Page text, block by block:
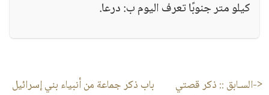
كيلو متر جنوبًا تعرف اليوم ب: درعا.
<-السـابق :: ذكر قصتي
باب ذكر جماعة من أنبياء بني إسرائيل